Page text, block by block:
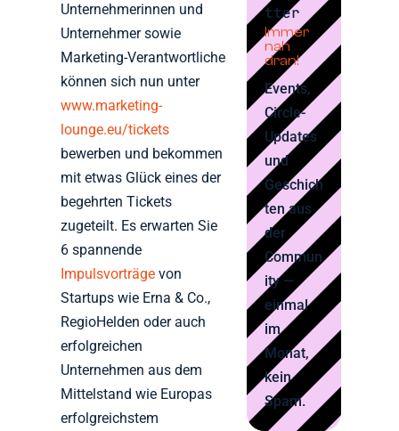
Unternehmerinnen und
Unternehmer sowie
Marketing-Verantwortliche
können sich nun unter
www.marketing-
lounge.eu/tickets
bewerben und bekommen
mit etwas Glück eines der
begehrten Tickets
zugeteilt. Es erwarten Sie
6 spannende
Impulsvorträge von
Startups wie Erna & Co.,
RegioHelden oder auch
erfolgreichen
Unternehmen aus dem
Mittelstand wie Europas
erfolgreichstem
tter
Immer
nah
dran!
Events,
Circle-
Updates
und
Geschich
ten aus
der
Commun
ity —
einmal
im
Monat,
kein
Spam.